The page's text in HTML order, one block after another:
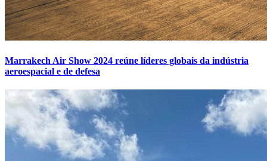
Marrakech Air Show 2024 reúne líderes globais da indústria
aeroespacial e de defesa